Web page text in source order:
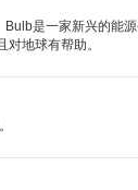
是一家新兴的能
地球有帮助。